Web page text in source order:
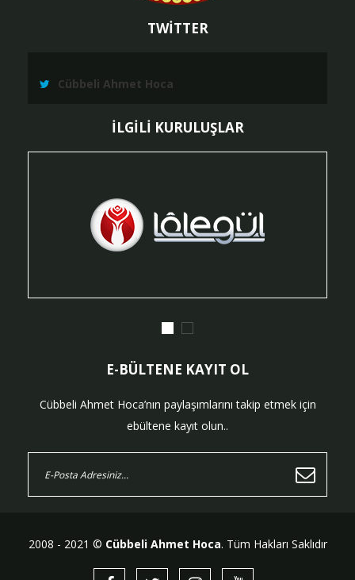
TWİTTER
Cübbeli Ahmet Hoca
İLGİLİ KURULUŞLAR
E-BÜLTENE KAYIT OL
Cübbeli Ahmet Hoca’nın paylaşımlarını takip etmek için
ebültene kayıt olun..
2008 - 2021 © Cübbeli Ahmet Hoca. Tüm Hakları Saklıdır